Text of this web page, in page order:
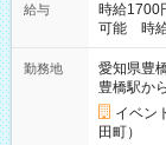
給与
時給1700
可能 時給
勤務地
愛知県豊
豊橋駅か
イベン
田町）